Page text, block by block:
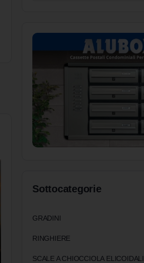
Sottocategorie
GRADINI
RINGHIERE
SCALE A CHIOCCIOLA ELICOIDALI